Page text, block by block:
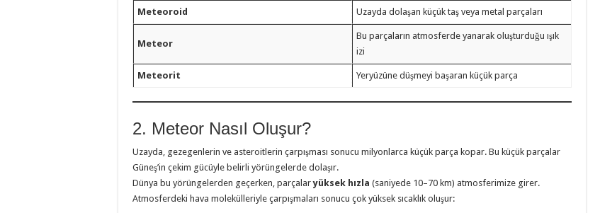
Meteoroid Uzayda dolaşan küçük taş veya metal parçaları
Meteor
Bu parçaların atmosferde yanarak oluşturduğu ışık
izi
Meteorit Yeryüzüne düşmeyi başaran küçük parça
2. Meteor Nasıl Oluşur?
Uzayda, gezegenlerin ve asteroitlerin çarpışması sonucu milyonlarca küçük parça kopar. Bu küçük parçalar
Güneş’in çekim gücüyle belirli yörüngelerde dolaşır.
Dünya bu yörüngelerden geçerken, parçalaryüksek hızla (saniyede 10–70 km) atmosferimize girer.
Atmosferdeki hava molekülleriyle çarpışmaları sonucu çok yüksek sıcaklık oluşur: